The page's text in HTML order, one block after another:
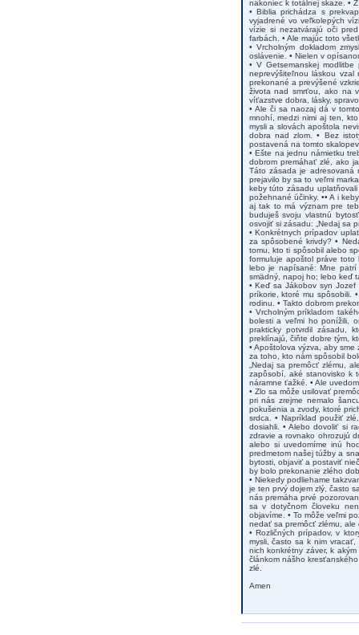
nakoniec k totálnej skaze. •
• Biblia prichádza s
vyjadrené vo veľkolepých
vízie si nezatvárajú oči
farbách. • Ale majúc toto
• Vrcholným dokladom
oslávenie. • Nielen v
• V Getsemanskej
neprevýšiteľnou láskou
prekonané a prevýšené
života nad smrťou, ako na
víťazstve dobra, lásky,
• Ale či sa naozaj dá v
mnohí, medzi nimi aj ten,
mysli a slovách apoštola
dobra nad zlom. • Bez
postavená na tomto
• Ešte na jednu námietku
dobrom premáhať zlé, ako
Táto zásada je adresovaná
prejavilo by sa to veľmi
keby túto zásadu
požehnané účinky. •• A i
aj tak to má význam pre
buduješ svoju vlastnú
osvojiť si zásadu: „Nedaj sa
• Konkrétnych prípadov
za spôsobené krivdy? •
tomu, kto ti spôsobil alebo
formuluje apoštol práve toto
lebo je napísané: Mne
smädný, napoj ho; lebo keď
• Keď sa Jákobov syn
príkorie, ktoré mu spôsobili.
rodinu. • Takto dobrom
• Vrcholným príkladom
bolesti a veľmi ho ponížili,
prakticky potvrdil zásadu,
preklínajú, čiňte dobre tým,
• Apoštolova výzva, aby
za toho, kto nám spôsobil
„Nedaj sa premôcť zlému,
zapôsobí, aké stanovisko k
náramne ťažké. • Ale
• Zlo sa môže usilovať
pri nás zrejme nemalo
pokušenia a zvody, ktoré
srdca. • Napríklad použiť
dosiahli. • Alebo dovoliť si
zdravie a rovnako ohrozujú
alebo si uvedomíme inú
predmetom našej túžby a
bytosti, objaviť a postaviť
by bolo prekonanie zlého
• Niekedy podliehame
je ten prvý dojem zlý, často
nás premáha prvé
sa v dotyčnom človeku
objavíme. • To môže veľmi
nedať sa premôcť zlému, ale
• Rozličných prípadov, v
mysli, často sa k nim
nich konkrétny záver, k
článkom nášho
zlé.
Amen